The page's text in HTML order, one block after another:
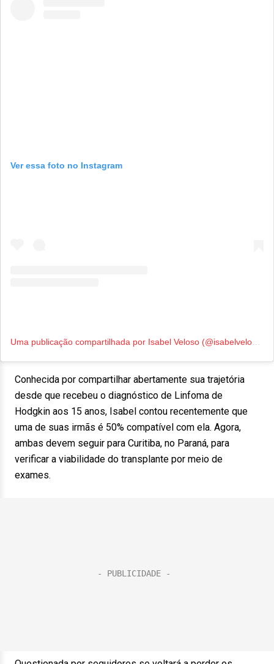
Ver essa foto no Instagram
Uma publicação compartilhada por Isabel Veloso (@isabelvelosoo)
Conhecida por compartilhar abertamente sua trajetória
desde que recebeu o diagnóstico de Linfoma de
Hodgkin aos 15 anos, Isabel contou recentemente que
uma de suas irmãs é 50% compatível com ela. Agora,
ambas devem seguir para Curitiba, no Paraná, para
verificar a viabilidade do transplante por meio de
exames.